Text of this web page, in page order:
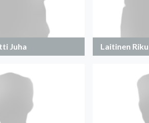
Juha Laitinen Riku